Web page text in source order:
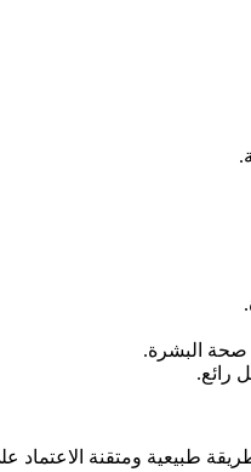
صحة البشرة.
رائع.
طبيعية ومتقنة